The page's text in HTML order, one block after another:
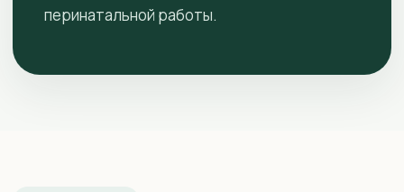
перинатальной работы.